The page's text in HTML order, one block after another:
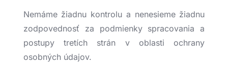
Nemáme žiadnu kontrolu a nenesieme žiadnu
zodpovednosť za podmienky spracovania a
postupy tretích strán v oblasti ochrany
osobných údajov.